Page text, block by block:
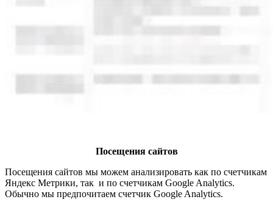
Посещения сайтов
Посещения сайтов мы можем анализировать как по счетчикам
Яндекс Метрики, так и по счетчикам Google Analytics.
Обычно мы предпочитаем счетчик Google Analytics.